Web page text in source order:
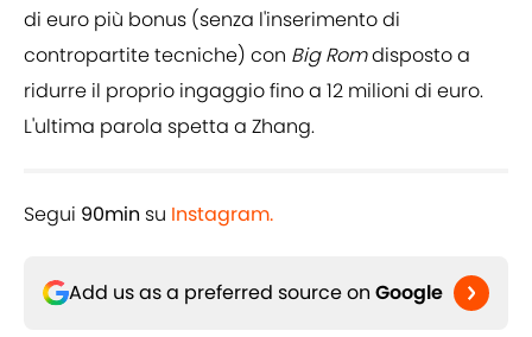
di euro più bonus (senza l'inserimento di
contropartite tecniche) con Big Romdisposto a
ridurre il proprio ingaggio fino a 12 milioni di euro.
L'ultima parola spetta a Zhang.
Segui 90min su Instagram.
Add us as a preferred source on Google